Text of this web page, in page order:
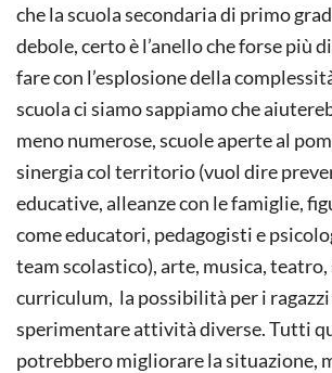
che la scuola secondaria di primo
debole, certo è l’anello che forse più
fare con l’esplosione della
scuola ci siamo sappiamo che
meno numerose, scuole aperte al
sinergia col territorio (vuol dire
educative, alleanze con le famiglie,
come educatori, pedagogisti e
team scolastico), arte, musica,
curriculum, la possibilità per i ragazzi
sperimentare attività diverse. Tutti
potrebbero migliorare la situazione,